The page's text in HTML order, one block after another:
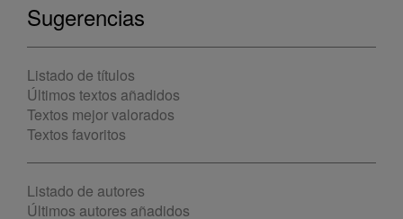
Sugerencias
Listado de títulos
Últimos textos añadidos
Textos mejor valorados
Textos favoritos
Listado de autores
Últimos autores añadidos